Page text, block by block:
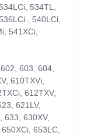
534TL,
, 540LCi,
541XCi,
603, 604,
610TXVi,
612TXV,
621LV,
633, 630XV,
653LC,